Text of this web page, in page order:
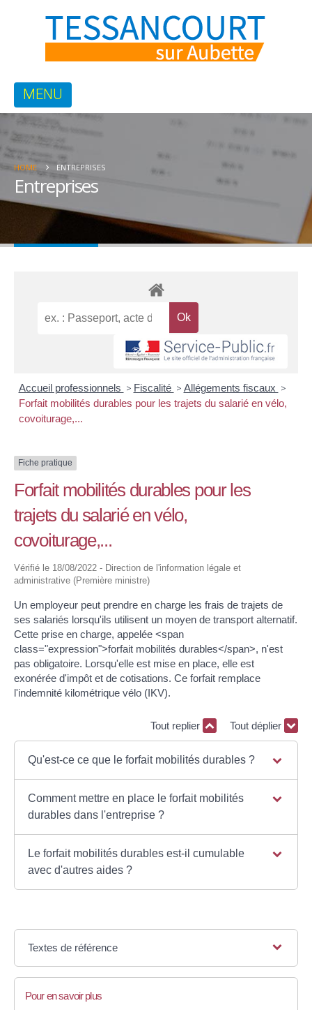
HOME ENTREPRISES
Entreprises
Accueil professionnels > Fiscalité > Allégements fiscaux >
Forfait mobilités durables pour les trajets du salarié en vélo,
covoiturage,...
Fiche pratique
Forfait mobilités durables pour les
trajets du salarié en vélo,
covoiturage,...
Vérifié le 18/08/2022 - Direction de l'information légale et
administrative (Première ministre)
Un employeur peut prendre en charge les frais de trajets de
ses salariés lorsqu'ils utilisent un moyen de transport alternatif.
Cette prise en charge, appelée <span
class="expression">forfait mobilités durables</span>, n'est
pas obligatoire. Lorsqu'elle est mise en place, elle est
exonérée d'impôt et de cotisations. Ce forfait remplace
l'indemnité kilométrique vélo (IKV).
Tout replier Tout déplier
Qu'est-ce ce que le forfait mobilités durables ?
Comment mettre en place le forfait mobilités
durables dans l'entreprise ?
Le forfait mobilités durables est-il cumulable
avec d'autres aides ?
Textes de référence
Pour en savoir plus